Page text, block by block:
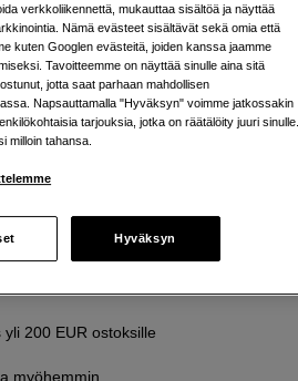
113 EUR, todellinen vuosikorko
0 EUR/kk lisäksi
Se voi vaikeuttaa asunnon vuokraamista,
200 EUR ostoksille
myöhemmin
verkkoliikennettä, mukauttaa sisältöä ja näyttää
Nämä evästeet sisältävät sekä omia että
kuten Googlen evästeitä, joiden kanssa jaamme
Tavoitteemme on näyttää sinulle aina sitä
jotta saat parhaan mahdollisen
Napsauttamalla "Hyväksyn" voimme jatkossakin
tarjouksia, jotka on räätälöity juuri
milloin tahansa.
Hyväksyn